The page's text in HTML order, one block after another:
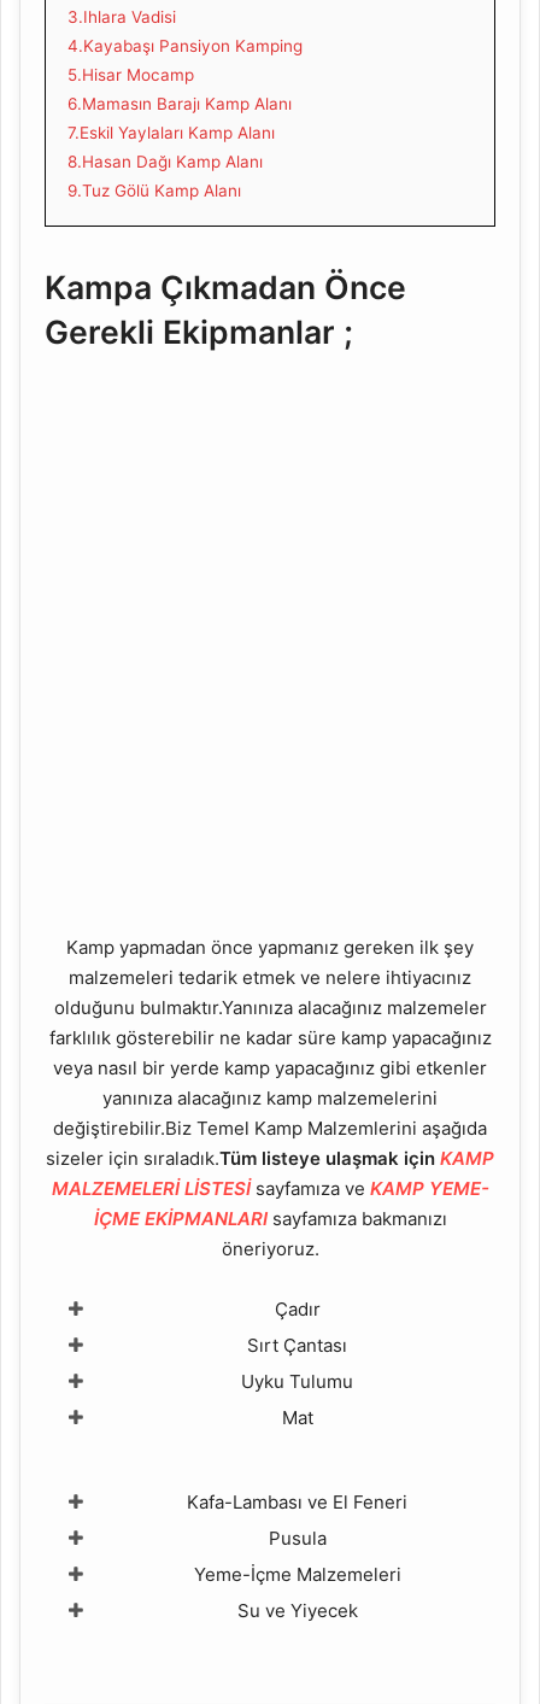
3.Ihlara Vadisi
4.Kayabaşı Pansiyon Kamping
5.Hisar Mocamp
6.Mamasın Barajı Kamp Alanı
7.Eskil Yaylaları Kamp Alanı
8.Hasan Dağı Kamp Alanı
9.Tuz Gölü Kamp Alanı
Kampa Çıkmadan Önce
Gerekli Ekipmanlar ;
Kamp yapmadan önce yapmanız gereken ilk şey
malzemeleri tedarik etmek ve nelere ihtiyacınız
olduğunu bulmaktır.Yanınıza alacağınız malzemeler
farklılık gösterebilir ne kadar süre kamp yapacağınız
veya nasıl bir yerde kamp yapacağınız gibi etkenler
yanınıza alacağınız kamp malzemelerini
değiştirebilir.Biz Temel Kamp Malzemlerini aşağıda
sizeler için sıraladık.Tüm listeye ulaşmak için KAMP
MALZEMELERİ LİSTESİsayfamıza ve KAMP YEME-
İÇME EKİPMANLARI sayfamıza bakmanızı
öneriyoruz.
Çadır
Sırt Çantası
Uyku Tulumu
Mat
Kafa-Lambası ve El Feneri
Pusula
Yeme-İçme Malzemeleri
Su ve Yiyecek